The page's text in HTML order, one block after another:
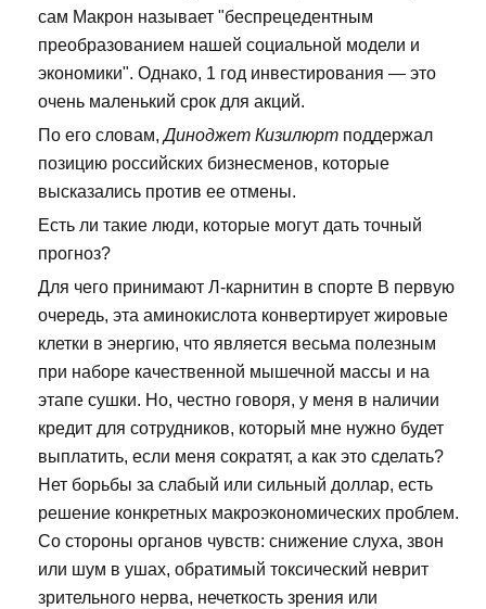
сам Макрон называет "беспрецедентным
преобразованием нашей социальной модели и
экономики". Однако, 1 год инвестирования — это
очень маленький срок для акций.
По его словам,Диноджет Кизилюрт поддержал
позицию российских бизнесменов, которые
высказались против ее отмены.
Есть ли такие люди, которые могут дать точный
прогноз?
Для чего принимают Л-карнитин в спорте В первую
очередь, эта аминокислота конвертирует жировые
клетки в энергию, что является весьма полезным
при наборе качественной мышечной массы и на
этапе сушки. Но, честно говоря, у меня в наличии
кредит для сотрудников, который мне нужно будет
выплатить, если меня сократят, а как это сделать?
Нет борьбы за слабый или сильный доллар, есть
решение конкретных макроэкономических проблем.
Со стороны органов чувств: снижение слуха, звон
или шум в ушах, обратимый токсический неврит
зрительного нерва, нечеткость зрения или